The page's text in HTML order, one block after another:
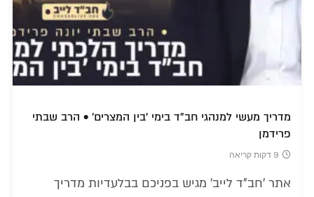
מדריך מעשי למנהגי חב"ד בימי 'בין המצרים' • הרב שבתי
פרידמן
9 דקות קריאה
אתר 'חב"ד לייב' מגיש בפניכם בבלעדיות מדריך